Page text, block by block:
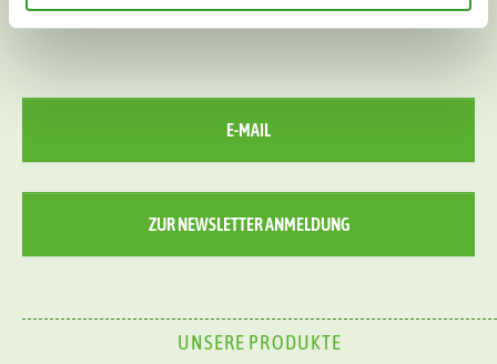
E-MAIL
ZUR NEWSLETTER ANMELDUNG
UNSERE PRODUKTE